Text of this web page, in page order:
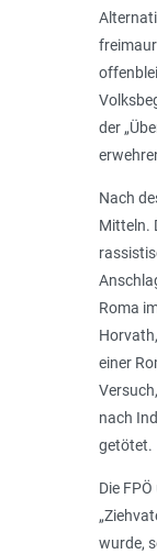
der „
Nach
Mitteln.
Roma
einer
nach
getötet.
Die
„
wurde,